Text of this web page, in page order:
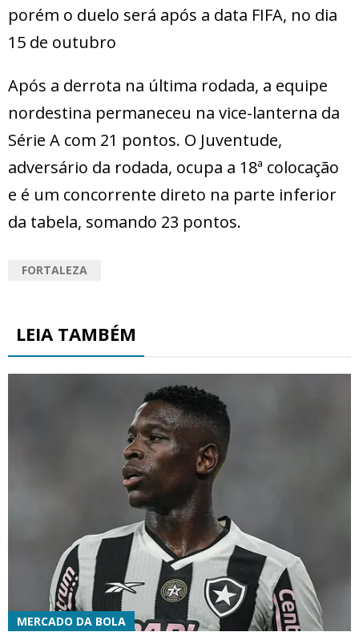
porém o duelo será após a data FIFA, no dia
15 de outubro
Após a derrota na última rodada, a equipe
nordestina permaneceu na vice-lanterna da
Série A com 21 pontos. O Juventude,
adversário da rodada, ocupa a 18ª colocação
e é um concorrente direto na parte inferior
da tabela, somando 23 pontos.
FORTALEZA
LEIA TAMBÉM
MERCADO DA BOLA